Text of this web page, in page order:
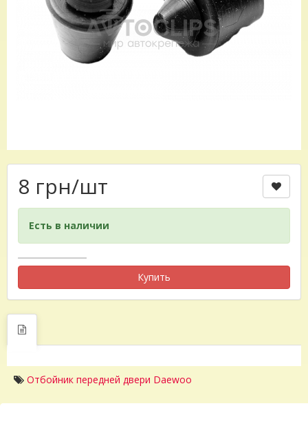
8 грн/шт
Есть в наличии
Купить
Отбойник передней двери Daewoo